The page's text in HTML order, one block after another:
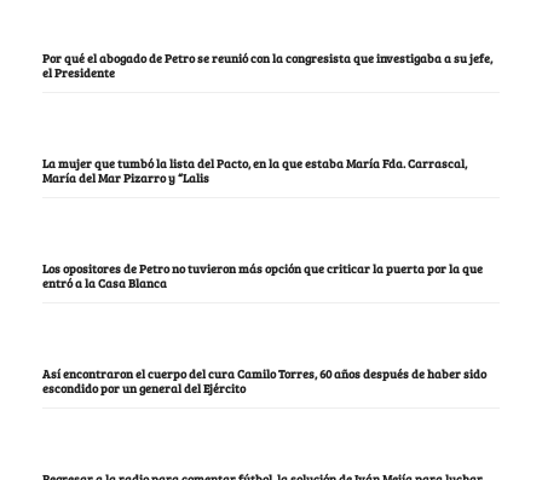
Por qué el abogado de Petro se reunió con la congresista que investigaba a su jefe,
el Presidente
La mujer que tumbó la lista del Pacto, en la que estaba María Fda. Carrascal,
María del Mar Pizarro y “Lalis
Los opositores de Petro no tuvieron más opción que criticar la puerta por la que
entró a la Casa Blanca
Así encontraron el cuerpo del cura Camilo Torres, 60 años después de haber sido
escondido por un general del Ejército